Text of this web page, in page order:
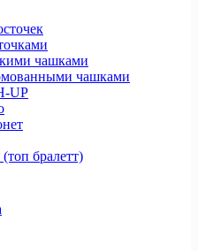
чашками
чашками
UP
бралетт)